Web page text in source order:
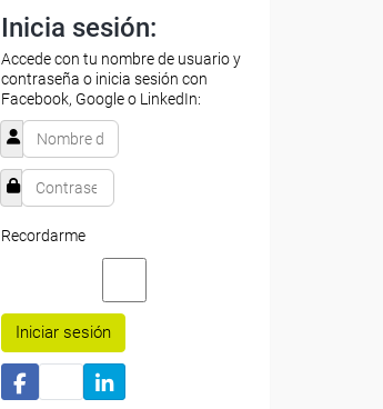
Inicia sesión:
Accede con tu nombre de usuario y
contraseña o inicia sesión con
Facebook, Google o LinkedIn:
Recordarme
Iniciar sesión